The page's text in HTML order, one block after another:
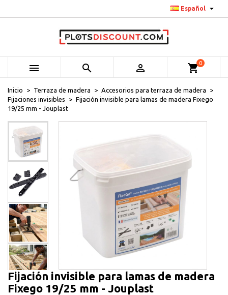
Español 
   shopping_cart0
Inicio Terraza de madera
Accesorios para terraza de madera
Fijaciones invisibles
Fijación invisible para lamas de madera Fixego
19/25 mm - Jouplast
Fijación invisible para lamas de madera
Fixego 19/25 mm - Jouplast